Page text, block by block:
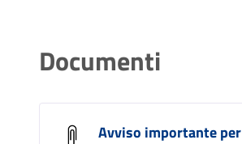
Documenti
Avviso importante per